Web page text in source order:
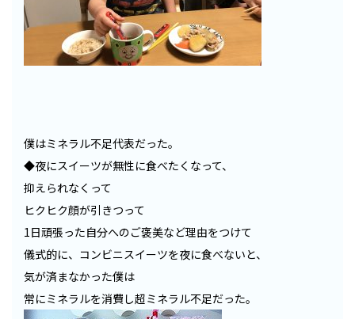
僕はミネラル不足代表だった。
◆夜にスイーツが無性に食べたくなって、
抑えられなくって
ヒクヒク顔が引きつって
1日頑張った自分へのご褒美など理由をつけて
儀式的に、コンビニスイーツを夜に食べないと、
気が済まなかった僕は
常にミネラルを消費し超ミネラル不足だった。